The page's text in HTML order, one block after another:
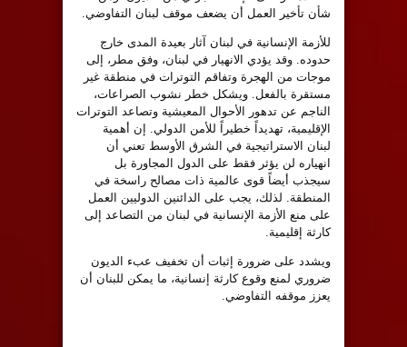
شأن تأخير العمل أن يضعف موقف لبنان التفاوضي.
‏للأزمة الإنسانية في لبنان آثار بعيدة المدى خارج
حدوده. وقد يؤدي الانهيار في لبنان، وفق مطر، إلى
موجات من الهجرة وتفاقم التوترات في منطقة غير
مستقرة بالفعل. ويشكل خطر نشوب الصراعات،
الناجم عن تدهور الأحوال المعيشية وتصاعد التوترات
الإقليمية، تهديداً خطيراً للأمن الدولي. إن أهمية
لبنان الاستراتيجية في الشرق الأوسط تعني أن
انهياره لن يؤثر فقط على الدول المجاورة بل
سيجذب أيضاً قوى عالمية ذات مصالح راسخة في
المنطقة. لذلك، يجب على الدائنين الدوليين العمل
على منع الأزمة الإنسانية في لبنان من التصاعد إلى
كارثة إقليمية.
‏ويشدد على ضرورة إثبات أن تخفيف عبء الديون
ضروري لمنع وقوع كارثة إنسانية، ما يمكن للبنان أن
يعزز موقفه التفاوضي.